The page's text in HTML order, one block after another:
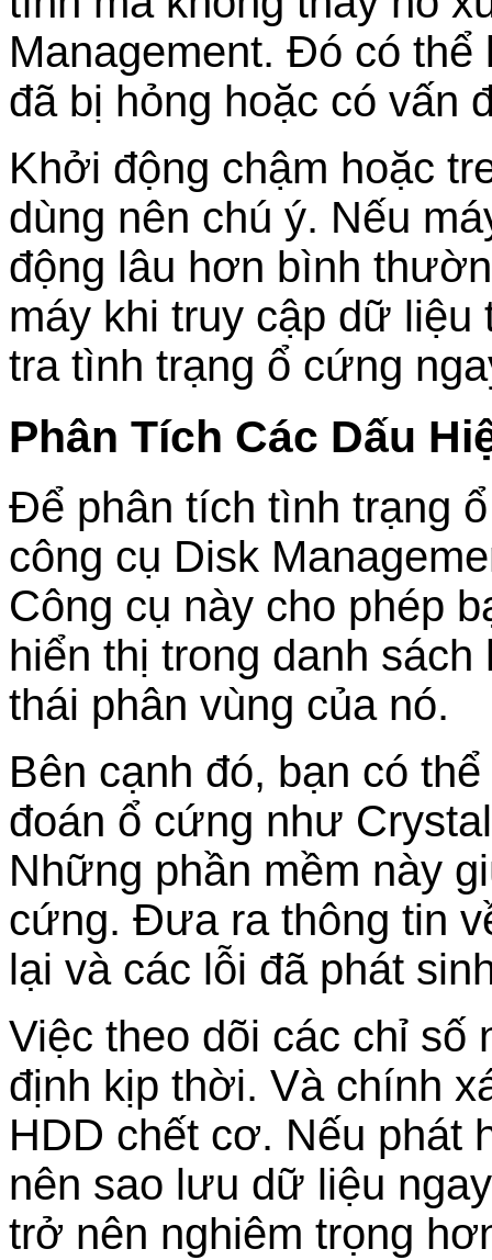
Management. Đó có
đã bị hỏng hoặc có vấn
Khởi động chậm hoặc
dùng nên chú ý. Nếu
động lâu hơn bình
máy khi truy cập dữ
tra tình trạng ổ cứng
Phân Tích Các Dấu
Để phân tích tình trạng
công cụ Disk
Công cụ này cho phép
hiển thị trong danh
thái phân vùng của nó.
Bên cạnh đó, bạn có
đoán ổ cứng như
Những phần mềm này
cứng. Đưa ra thông tin
lại và các lỗi đã phát
Việc theo dõi các chỉ số
định kịp thời. Và chính
HDD chết cơ. Nếu phát
nên sao lưu dữ liệu
trở nên nghiêm trọng